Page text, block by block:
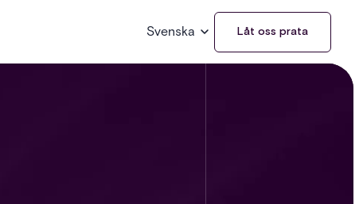
Svenska Låt oss prata